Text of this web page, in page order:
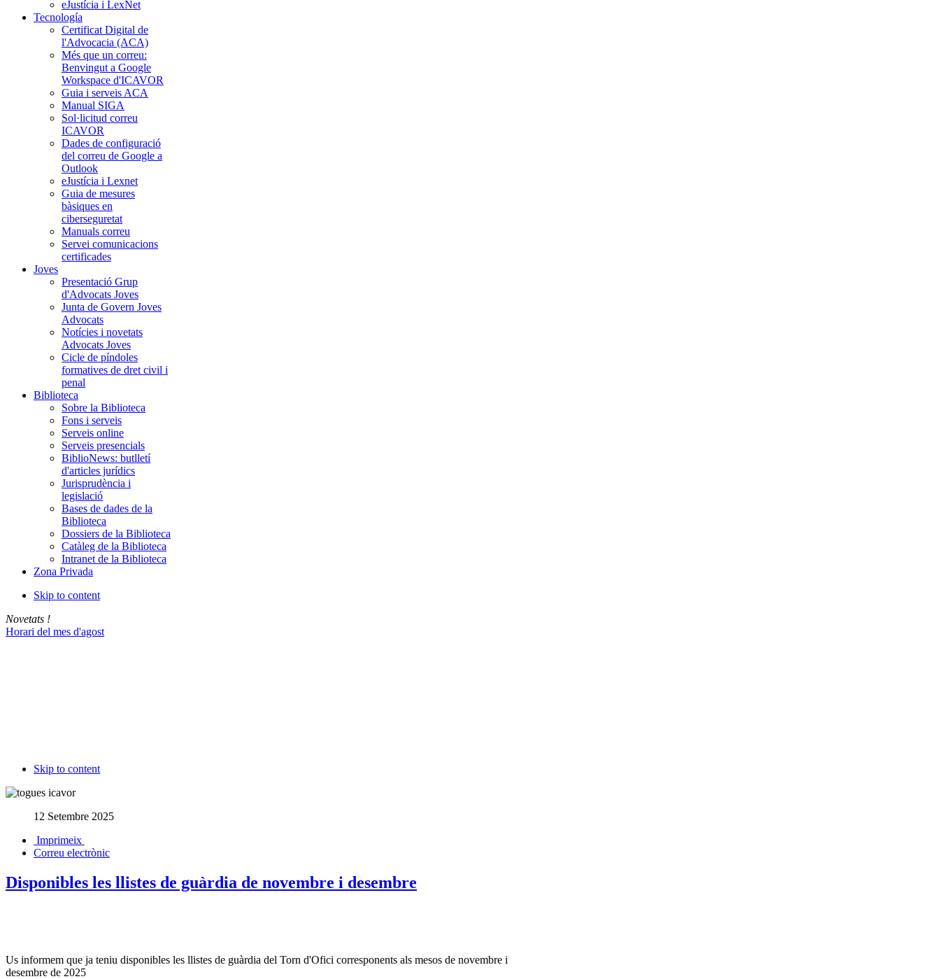
eJustícia i LexNet
Tecnología
Certificat Digital de
l'Advocacia (ACA)
Més que un correu:
Benvingut a Google
Workspace d'ICAVOR
Guia i serveis ACA
Manual SIGA
Sol·licitud correu
ICAVOR
Dades de configuració
del correu de Google a
Outlook
eJustícia i Lexnet
Guia de mesures
bàsiques en
ciberseguretat
Manuals correu
Servei comunicacions
certificades
Joves
Presentació Grup
d'Advocats Joves
Junta de Govern Joves
Advocats
Notícies i novetats
Advocats Joves
Cicle de píndoles
formatives de dret civil i
penal
Biblioteca
Sobre la Biblioteca
Fons i serveis
Serveis online
Serveis presencials
BiblioNews: butlletí
d'articles jurídics
Jurisprudència i
legislació
Bases de dades de la
Biblioteca
Dossiers de la Biblioteca
Catàleg de la Biblioteca
Intranet de la Biblioteca
Zona Privada
Skip to content
Novetats !
Horari del mes d'agost
Skip to content
12 Setembre 2025
Imprimeix
Correu electrònic
Disponibles les llistes de guàrdia de novembre i desembre
Us informem que ja teniu disponibles les llistes de guàrdia del Torn d'Ofici corresponents als mesos de novembre i
desembre de 2025